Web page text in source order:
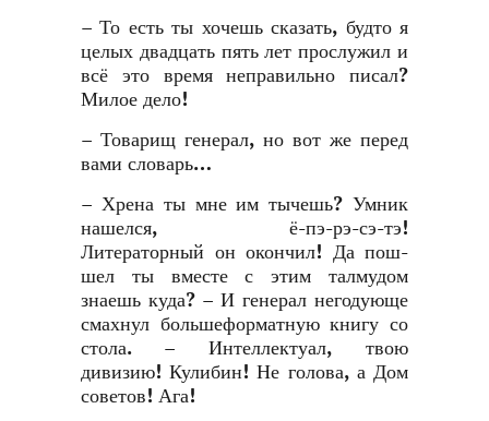
– То есть ты хочешь сказать, будто я
целых двадцать пять лет прослужил и
всё это время неправильно писал?
Милое дело!
– Товарищ генерал, но вот же перед
вами словарь…
– Хрена ты мне им тычешь? Умник
нашелся, ё-пэ-рэ-сэ-тэ!
Литераторный он окончил! Да пош-
шел ты вместе с этим талмудом
знаешь куда? – И генерал негодующе
смахнул большеформатную книгу со
стола. – Интеллектуал, твою
дивизию! Кулибин! Не голова, а Дом
советов! Ага!